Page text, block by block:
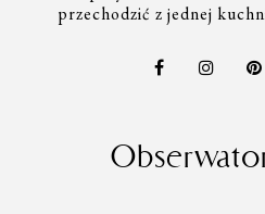
przechodzić z jednej